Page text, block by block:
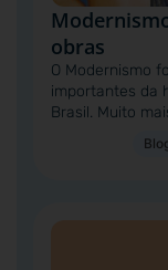
obras
O Modernismo
importantes da
Brasil. Muito